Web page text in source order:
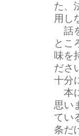
た、
用し
話
とこ
味を
ださ
十分
本
思い
てい
条だ